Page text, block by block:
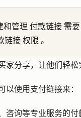
和管理 付款链接 需要
链接 权限 。
家分享，让他们轻松
以使用支付链接来：
咨询等专业服务的付